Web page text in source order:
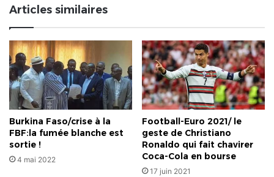
groupe
Wagner
Articles similaires
Burkina Faso/crise à la
FBF:la fumée blanche est
sortie !
4 mai 2022
Football-Euro 2021/ le
geste de Christiano
Ronaldo qui fait chavirer
Coca-Cola en bourse
17 juin 2021